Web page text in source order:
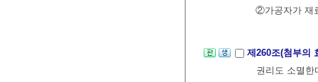
②가공자가 재
제260조(첨부의
권리도 소멸한